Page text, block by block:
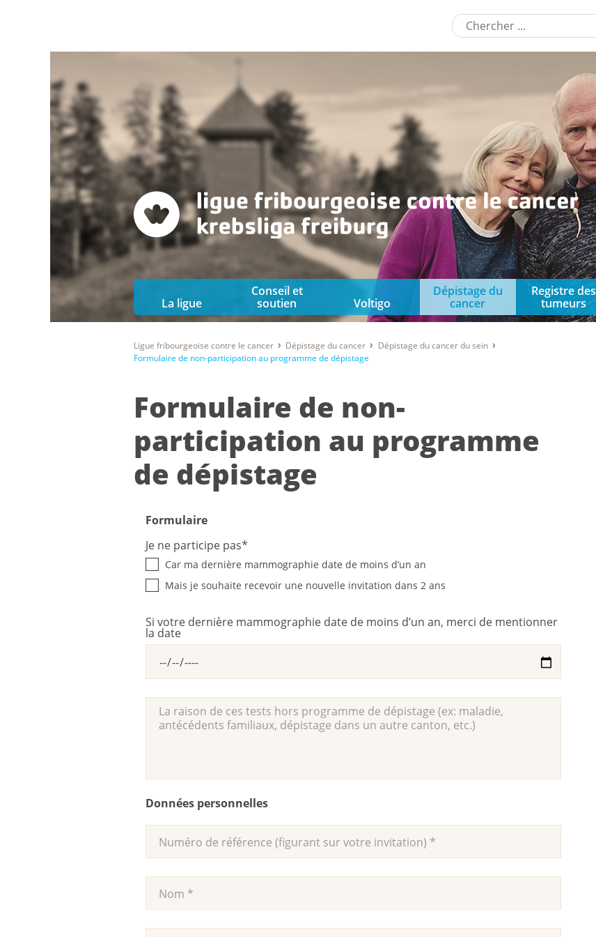
La ligue
Conseil et
soutien
Voltigo
Dépistage du
cancer
Registre des
tumeurs
Ligue fribourgeoise contre le cancer Dépistage du cancer
Dépistage du cancer du sein
Formulaire de non-participation au programme de dépistage
Formulaire de non-
participation au programme
de dépistage
Formulaire
Je ne participe pas*
Car ma dernière mammographie date de moins d’un an
Mais je souhaite recevoir une nouvelle invitation dans 2 ans
Si votre dernière mammographie date de moins d’un an, merci de mentionner
la date
Données personnelles